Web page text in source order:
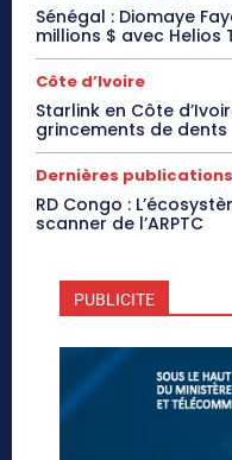
Sénégal : Diomaye
millions $ avec Helios
Côte d’Ivoire
Starlink en Côte
grincements de dents
Dernières publications
RD Congo :
scanner de l’ARPTC
PUBLICITE